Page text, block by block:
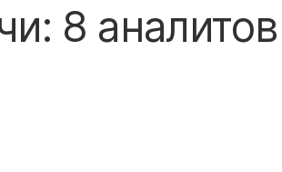
8 аналитов